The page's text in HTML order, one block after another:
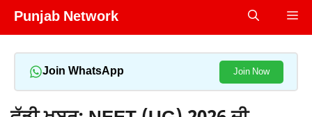
Skip
Punjab Network
Join WhatsApp Join Now